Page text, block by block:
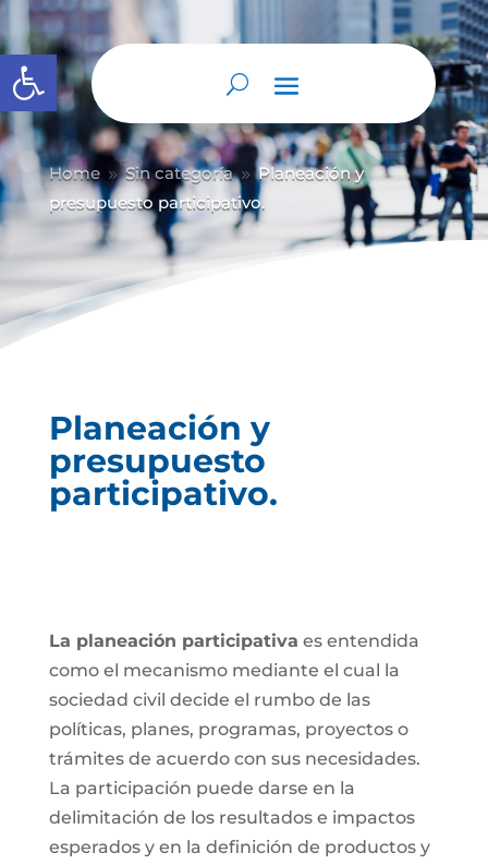
Abrir barra de herramientas
Home 9 Sin categoría 9 Planeación y
presupuesto participativo.
Planeación y
presupuesto
participativo.
La planeación participativa es entendida
como el mecanismo mediante el cual la
sociedad civil decide el rumbo de las
políticas, planes, programas, proyectos o
trámites de acuerdo con sus necesidades.
La participación puede darse en la
delimitación de los resultados e impactos
esperados y en la definición de productos y